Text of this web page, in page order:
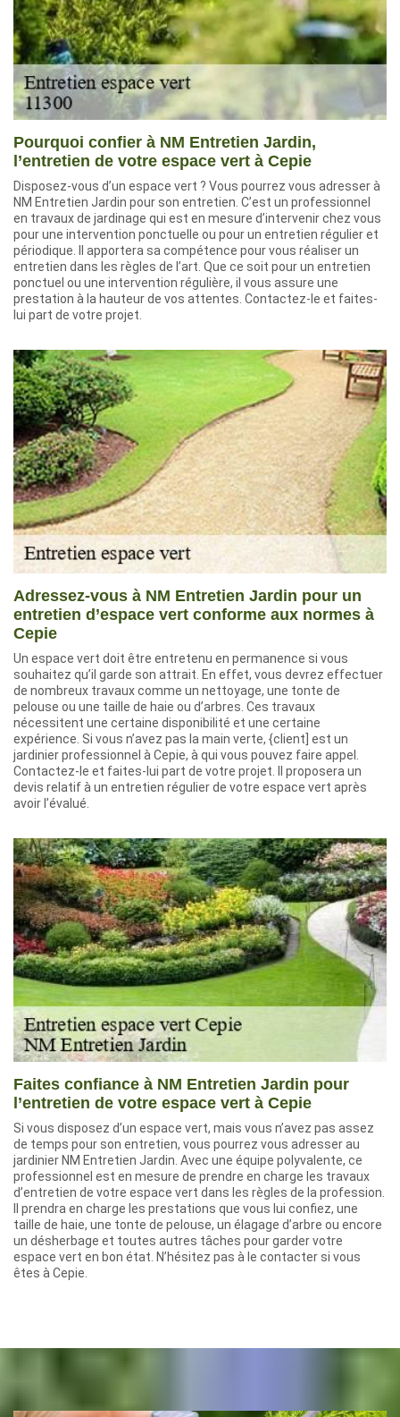
Pourquoi confier à NM Entretien Jardin,
l’entretien de votre espace vert à Cepie
Disposez-vous d’un espace vert ? Vous pourrez vous adresser à
NM Entretien Jardin pour son entretien. C’est un professionnel
en travaux de jardinage qui est en mesure d’intervenir chez vous
pour une intervention ponctuelle ou pour un entretien régulier et
périodique. Il apportera sa compétence pour vous réaliser un
entretien dans les règles de l’art. Que ce soit pour un entretien
ponctuel ou une intervention régulière, il vous assure une
prestation à la hauteur de vos attentes. Contactez-le et faites-
lui part de votre projet.
Adressez-vous à NM Entretien Jardin pour un
entretien d’espace vert conforme aux normes à
Cepie
Un espace vert doit être entretenu en permanence si vous
souhaitez qu’il garde son attrait. En effet, vous devrez effectuer
de nombreux travaux comme un nettoyage, une tonte de
pelouse ou une taille de haie ou d’arbres. Ces travaux
nécessitent une certaine disponibilité et une certaine
expérience. Si vous n’avez pas la main verte, {client] est un
jardinier professionnel à Cepie, à qui vous pouvez faire appel.
Contactez-le et faites-lui part de votre projet. Il proposera un
devis relatif à un entretien régulier de votre espace vert après
avoir l’évalué.
Faites confiance à NM Entretien Jardin pour
l’entretien de votre espace vert à Cepie
Si vous disposez d’un espace vert, mais vous n’avez pas assez
de temps pour son entretien, vous pourrez vous adresser au
jardinier NM Entretien Jardin. Avec une équipe polyvalente, ce
professionnel est en mesure de prendre en charge les travaux
d’entretien de votre espace vert dans les règles de la profession.
Il prendra en charge les prestations que vous lui confiez, une
taille de haie, une tonte de pelouse, un élagage d’arbre ou encore
un désherbage et toutes autres tâches pour garder votre
espace vert en bon état. N’hésitez pas à le contacter si vous
êtes à Cepie.